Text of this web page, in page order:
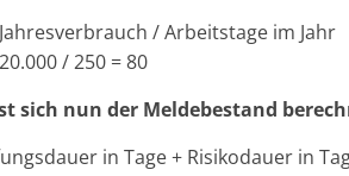
/ Arbeitstage im Jahr
/ 250 = 80
sich nun der Meldebestand
in Tage + Risikodauer in